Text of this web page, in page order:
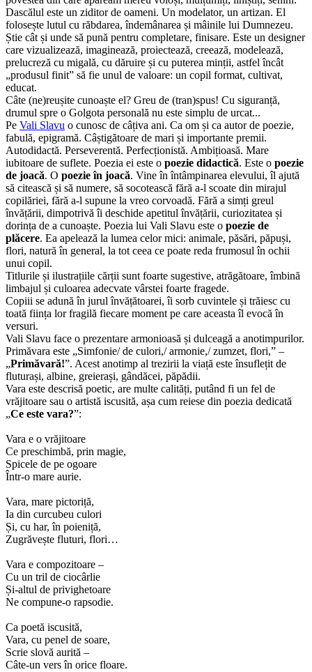
Dascălul este un ziditor de oameni. Un modelator, un artizan. El
folosește lutul cu răbdarea, îndemânarea și mâinile lui Dumnezeu.
Știe cât și unde să pună pentru completare, finisare. Este un designer
care vizualizează, imaginează, proiectează, creează, modelează,
prelucreză cu migală, cu dăruire și cu puterea minții, astfel încât
„produsul finit” să fie unul de valoare: un copil format, cultivat,
educat.
Câte (ne)reușite cunoaște el? Greu de (tran)spus! Cu siguranță,
drumul spre o Golgota personală nu este simplu de urcat...
Pe Vali Slavu o cunosc de câțiva ani. Ca om și ca autor de poezie,
fabulă, epigramă. Câștigătoare de mari și importante premii.
Autodidactă. Perseverentă. Perfecționistă. Ambițioasă. Mare
iubitoare de suflete. Poezia ei este o poezie didactică. Este o poezie
de joacă. O poezie în joacă. Vine în întâmpinarea elevului, îl ajută
să citească și să numere, să socotească fără a-l scoate din mirajul
copilăriei, fără a-l supune la vreo corvoadă. Fără a simți greul
învățării, dimpotrivă îi deschide apetitul învățării, curiozitatea și
dorința de a cunoaște. Poezia lui Vali Slavu este o poezie de
plăcere. Ea apelează la lumea celor mici: animale, păsări, păpuși,
flori, natură în general, la tot ceea ce poate reda frumosul în ochii
unui copil.
Titlurile și ilustrațiile cărții sunt foarte sugestive, atrăgătoare, îmbină
limbajul și culoarea adecvate vârstei foarte fragede.
Copiii se adună în jurul învățătoarei, îi sorb cuvintele și trăiesc cu
toată ființa lor fragilă fiecare moment pe care aceasta îl evocă în
versuri.
Vali Slavu face o prezentare armonioasă și dulceagă a anotimpurilor.
Primăvara este „Simfonie/ de culori,/ armonie,/ zumzet, flori,” –
„Primăvară!”. Acest anotimp al trezirii la viață este însuflețit de
fluturași, albine, greierași, gândăcei, păpădii.
Vara este descrisă poetic, are multe calități, putând fi un fel de
vrăjitoare sau o artistă iscusită, așa cum reiese din poezia dedicată
„Ce este vara?”:
Vara e o vrăjitoare
Ce preschimbă, prin magie,
Spicele de pe ogoare
Într-o mare aurie.
Vara, mare pictoriță,
Ia din curcubeu culori
Și, cu har, în poieniță,
Zugrăvește fluturi, flori…
Vara e compozitoare –
Cu un tril de ciocârlie
Și-altul de privighetoare
Ne compune-o rapsodie.
Ca poetă iscusită,
Vara, cu penel de soare,
Scrie slovă aurită –
Câte-un vers în orice floare.